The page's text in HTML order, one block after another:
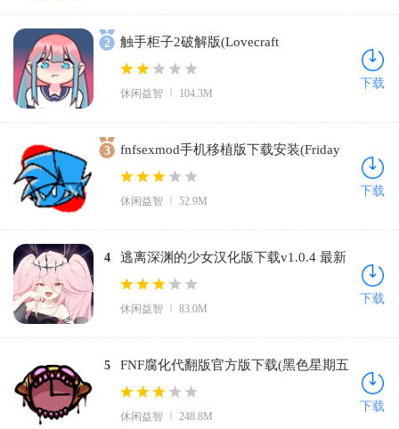
2
触手柜子2破解版(Lovecraft
Locker)v1.4.03 中文版
休闲益智 104.3M
下载
3
fnfsexmod手机移植版下载安装(Friday
Night Funkin)v0.2.7 免费版
休闲益智 52.9M
下载
4
逃离深渊的少女汉化版下载v1.0.4 最新
版
休闲益智 83.0M
下载
5
FNF腐化代翻版官方版下载(黑色星期五
之夜：腐化代翻)v0.2.7 最新版
休闲益智 248.8M
下载